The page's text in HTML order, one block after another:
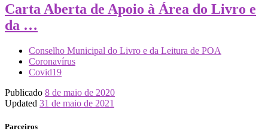
Carta Aberta de Apoio à Área do Livro e
da …
Conselho Municipal do Livro e da Leitura de POA
Coronavírus
Covid19
Publicado 8 de maio de 2020
Updated 31 de maio de 2021
Parceiros